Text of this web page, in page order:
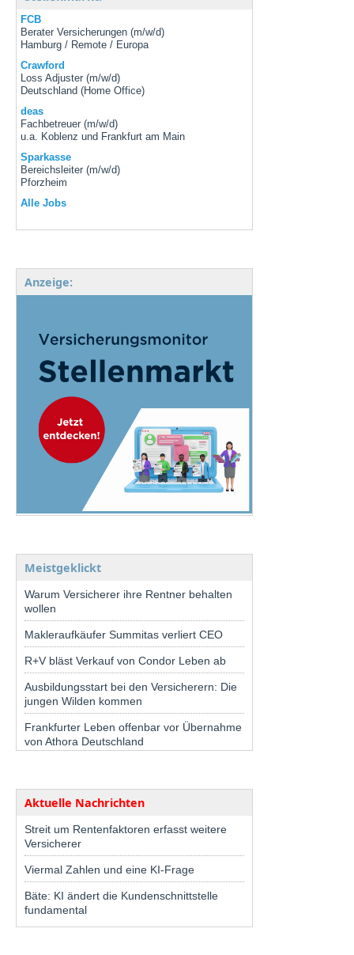
FCB
Berater Versicherungen (m/w/d)
Hamburg / Remote / Europa
Crawford
Loss Adjuster (m/w/d)
Deutschland (Home Office)
deas
Fachbetreuer (m/w/d)
u.a. Koblenz und Frankfurt am Main
Sparkasse
Bereichsleiter (m/w/d)
Pforzheim
Alle Jobs
Anzeige:
Meistgeklickt
Warum Versicherer ihre Rentner behalten
wollen
Makleraufkäufer Summitas verliert CEO
R+V bläst Verkauf von Condor Leben ab
Ausbildungsstart bei den Versicherern: Die
jungen Wilden kommen
Frankfurter Leben offenbar vor Übernahme
von Athora Deutschland
Aktuelle Nachrichten
Streit um Rentenfaktoren erfasst weitere
Versicherer
Viermal Zahlen und eine KI-Frage
Bäte: KI ändert die Kundenschnittstelle
fundamental